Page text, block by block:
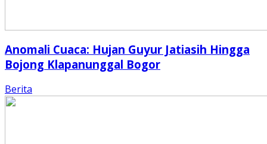
Anomali Cuaca: Hujan Guyur Jatiasih Hingga
Bojong Klapanunggal Bogor
Berita